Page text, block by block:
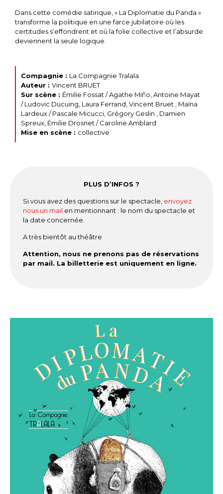
Dans cette comédie satirique, « La Diplomatie du Panda »
transforme la politique en une farce jubilatoire où les
certitudes s’effondrent et où la folie collective et l’absurde
deviennent la seule logique.
Compagnie : La Compagnie Tralala
Auteur : Vincent BRUET
Sur scène : Émilie Fossat / Agathe Miño, Antoine Mayat
/ Ludovic Ducuing, Laura Ferrand, Vincent Bruet , Maïna
Lardeux / Pascale Micucci, Grégory Geslin , Damien
Spreux, Émilie Drosnet / Caroline Amblard
Mise en scène : collective
PLUS D’INFOS ?
Si vous avez des questions sur le spectacle, envoyez
nous un mail en mentionnant : le nom du spectacle et
la date concernée.
A très bientôt au théâtre
Attention, nous ne prenons pas de réservations
par mail. La billetterie est uniquement en ligne.